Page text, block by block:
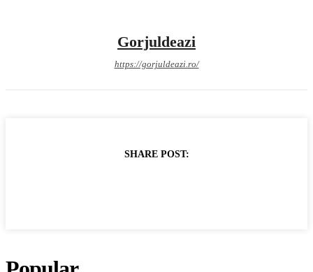
Gorjuldeazi
https://gorjuldeazi.ro/
SHARE POST: